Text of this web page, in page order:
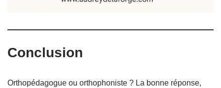
Conclusion
Orthopédagogue ou orthophoniste ? La bonne réponse,